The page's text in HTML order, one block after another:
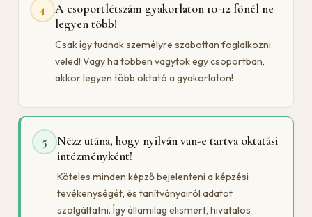
4
A csoportlétszám gyakorlaton 10-12 főnél ne
legyen több!
Csak így tudnak személyre szabottan foglalkozni
veled! Vagy ha többen vagytok egy csoportban,
akkor legyen több oktató a gyakorlaton!
5
Nézz utána, hogy nyilván van-e tartva oktatási
intézményként!
Köteles minden képző bejelenteni a képzési
tevékenységét, és tanítványairól adatot
szolgáltatni. Így államilag elismert, hivatalos